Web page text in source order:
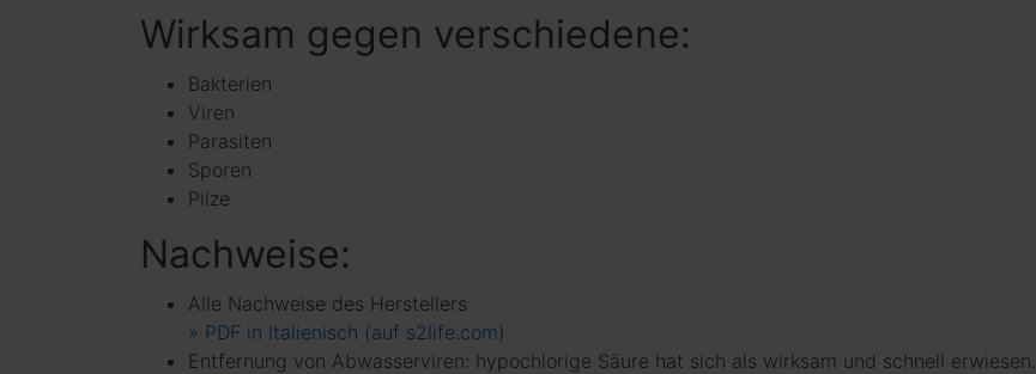
Wirksam gegen verschiedene:
Bakterien
Viren
Parasiten
Sporen
Pilze
Nachweise:
Alle Nachweise des Herstellers
» PDF in Italienisch (auf s2life.com)
Entfernung von Abwasserviren: hypochlorige Säure hat sich als wirksam und schnell erwiesen.